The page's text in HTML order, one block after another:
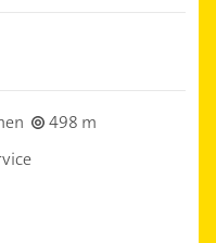
498 m